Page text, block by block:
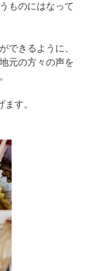
ものにはなって
できるように、
元の方々の声を
す。